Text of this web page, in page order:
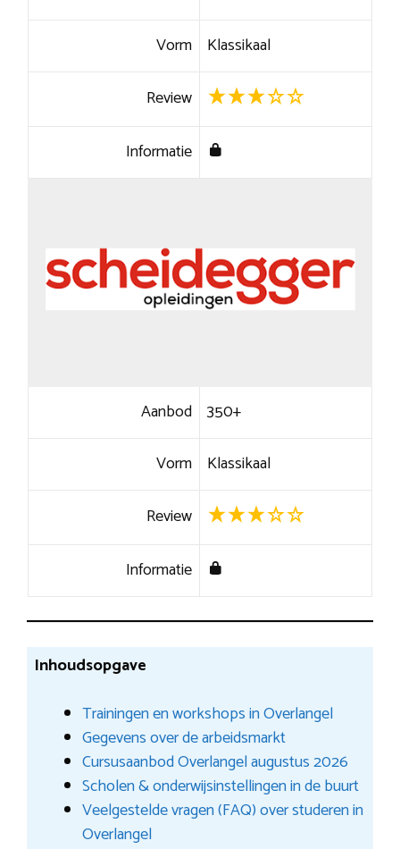
Vorm Klassikaal
Review
Informatie
Aanbod 350+
Vorm Klassikaal
Review
Informatie
Inhoudsopgave
Trainingen en workshops in Overlangel
Gegevens over de arbeidsmarkt
Cursusaanbod Overlangel augustus 2026
Scholen & onderwijsinstellingen in de buurt
Veelgestelde vragen (FAQ) over studeren in
Overlangel